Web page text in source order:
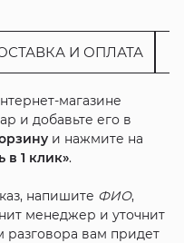
И ОПЛАТА
магазине
и добавьте его в
и нажмите на
в 1 клик».
напишите ФИО,
менеджер и уточнит
разговора вам придет